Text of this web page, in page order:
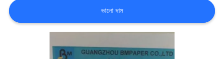
মামলা
ভালো দাম